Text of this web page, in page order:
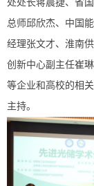
处处长蒋晨捷、省
总师邱欣杰、中国
经理张文才、淮南
创新中心副主任崔
等企业和高校的相
主持。